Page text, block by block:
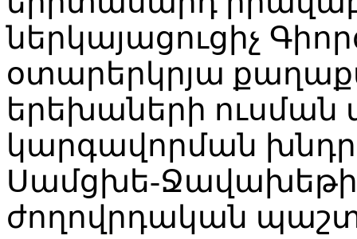
ներկայացուցիչ
օտարերկրյա
երեխաների ուսման
կարգավորման
Սամցխե-
ժողովրդական